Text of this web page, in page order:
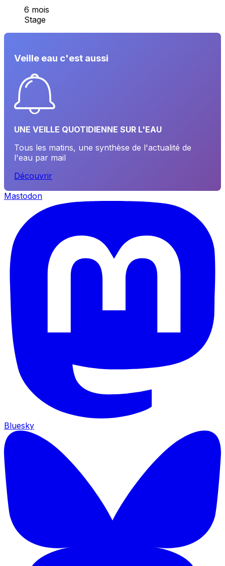
6 mois
Stage
Veille eau c'est aussi
UNE VEILLE QUOTIDIENNE SUR L'EAU
Tous les matins, une synthèse de l'actualité de
l'eau par mail
Découvrir
Mastodon
Bluesky